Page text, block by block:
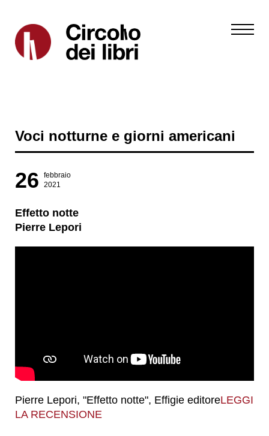
Voci notturne e giorni americani
26
febbraio
2021
Effetto notte
Pierre Lepori
Pierre Lepori, "Effetto notte", Effigie editoreLEGGI
LA RECENSIONE